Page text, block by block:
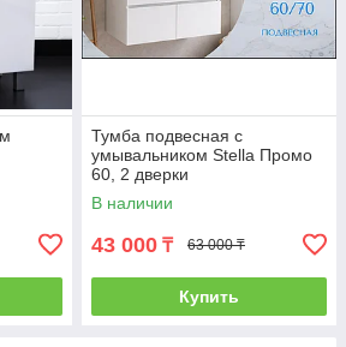
Тумба подвесная с
умывальником Stella Промо
60, 2 дверки
В наличии
43 000 ₸ 63 000 ₸
Купить